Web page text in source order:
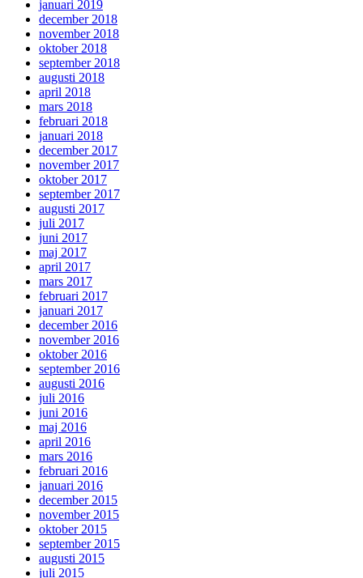
januari 2019
december 2018
november 2018
oktober 2018
september 2018
augusti 2018
april 2018
mars 2018
februari 2018
januari 2018
december 2017
november 2017
oktober 2017
september 2017
augusti 2017
juli 2017
juni 2017
maj 2017
april 2017
mars 2017
februari 2017
januari 2017
december 2016
november 2016
oktober 2016
september 2016
augusti 2016
juli 2016
juni 2016
maj 2016
april 2016
mars 2016
februari 2016
januari 2016
december 2015
november 2015
oktober 2015
september 2015
augusti 2015
juli 2015